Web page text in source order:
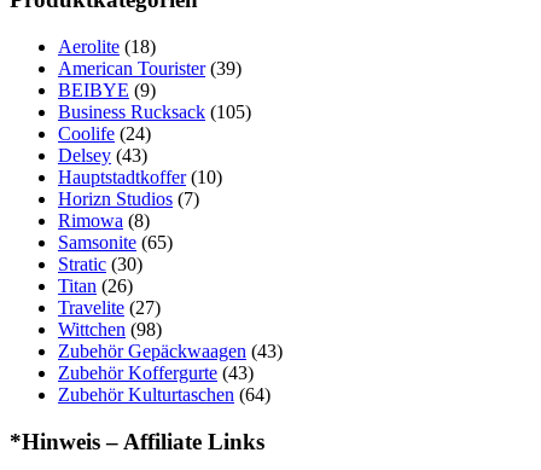
Aerolite (18)
American Tourister (39)
BEIBYE (9)
Business Rucksack (105)
Coolife (24)
Delsey (43)
Hauptstadtkoffer (10)
Horizn Studios (7)
Rimowa (8)
Samsonite (65)
Stratic (30)
Titan (26)
Travelite (27)
Wittchen (98)
Zubehör Gepäckwaagen (43)
Zubehör Koffergurte (43)
Zubehör Kulturtaschen (64)
*Hinweis – Affiliate Links